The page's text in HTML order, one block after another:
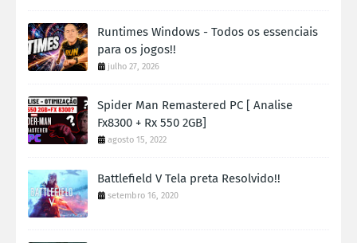
Runtimes Windows - Todos os essenciais
para os jogos!!
julho 27, 2026
Spider Man Remastered PC [ Analise
Fx8300 + Rx 550 2GB]
agosto 15, 2022
Battlefield V Tela preta Resolvido!!
setembro 16, 2020